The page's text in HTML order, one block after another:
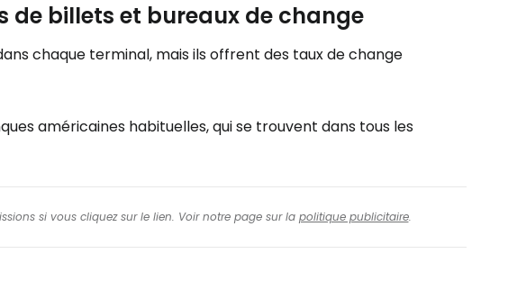
billets et bureaux de change
chaque terminal, mais ils offrent des taux de change
américaines habituelles, qui se trouvent dans tous les
si vous cliquez sur le lien. Voir notre page sur la politique publicitaire.